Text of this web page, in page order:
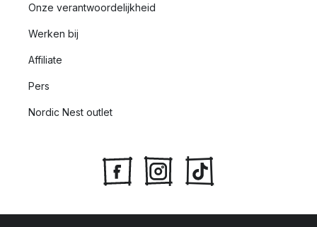
Onze verantwoordelijkheid
Werken bij
Affiliate
Pers
Nordic Nest outlet